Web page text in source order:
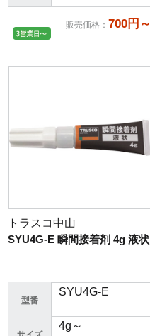
販売価格 ： 700円～
トラスコ中山
SYU4G-E 瞬間接着剤 4g 液状
型番
SYU4G-E
4g～